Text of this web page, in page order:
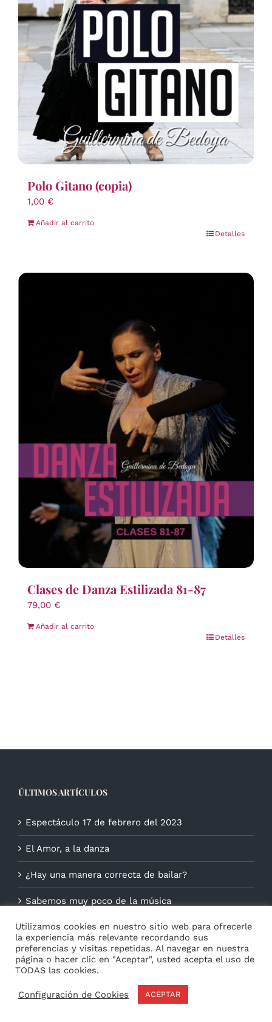
Polo Gitano (copia)
1,00 €
Añadir al carrito
Detalles
Clases de Danza Estilizada 81-87
79,00 €
Añadir al carrito
Detalles
ÚLTIMOS ARTÍCULOS
Espectáculo 17 de febrero del 2023
El Amor, a la danza
¿Hay una manera correcta de bailar?
Sabemos muy poco de la música
Utilizamos cookies en nuestro sitio web para ofrecerle
la experiencia más relevante recordando sus
preferencias y visitas repetidas. Al navegar en nuestra
página o hacer clic en "Aceptar", usted acepta el uso de
TODAS las cookies.
Configuración de Cookies ACEPTAR